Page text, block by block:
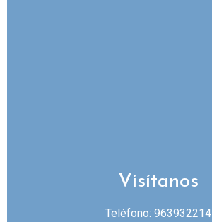
Visítanos
Teléfono: 963932214